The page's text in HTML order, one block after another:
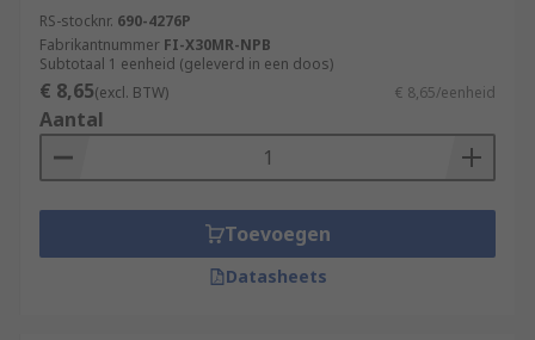
RS-stocknr. 690-4276P
Fabrikantnummer FI-X30MR-NPB
Subtotaal 1 eenheid (geleverd in een doos)
€ 8,65(excl. BTW) € 8,65/eenheid
Aantal
Toevoegen
Datasheets